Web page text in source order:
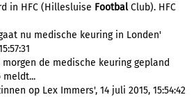
in HFC (Hillesluise FootbalClub). HFC
nu medische keuring in Londen'
de medische keuring gepland
meldt...
op Lex Immers', 14 juli 2015, 15:54:42